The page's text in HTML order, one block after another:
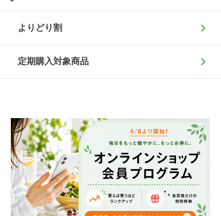
よりどり割
定期購入対象商品